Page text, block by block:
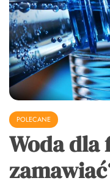
POLECANE
Woda dla